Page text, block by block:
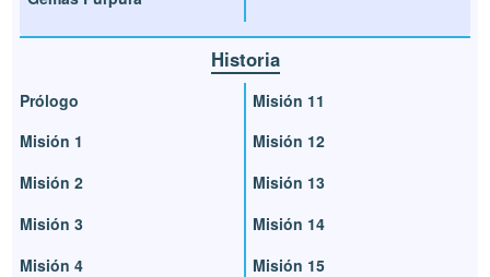
Historia
Prólogo
Misión 1
Misión 2
Misión 3
Misión 4
Misión 11
Misión 12
Misión 13
Misión 14
Misión 15